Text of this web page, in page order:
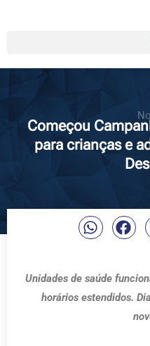
Começou
para crianças e
Unidades de saúde
horários estendidos.